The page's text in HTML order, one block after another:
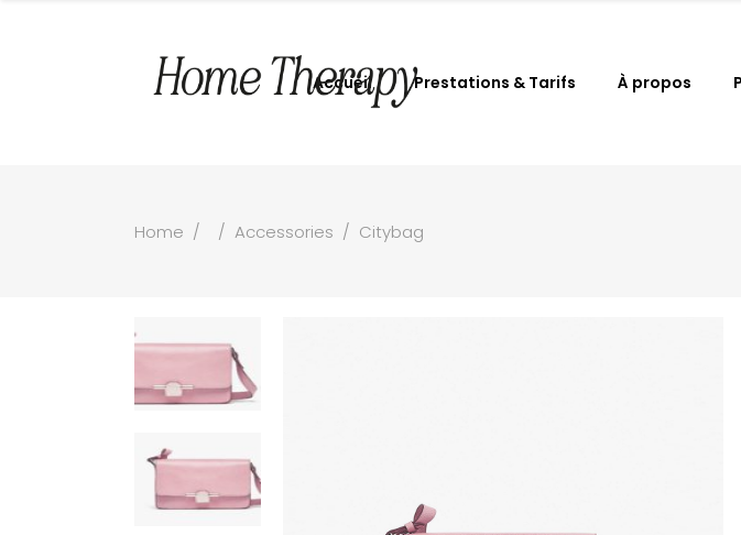
Accueil Prestations & Tarifs À propos
Home / / Accessories / Citybag